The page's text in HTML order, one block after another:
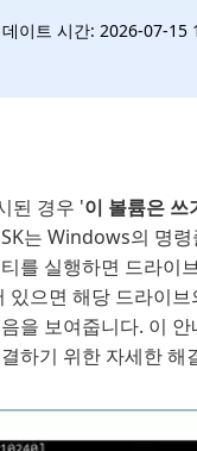
이트 시간: 2026-07-15
된 경우 '이 볼륨은
는 Windows의 명
를 실행하면 드라이
으면 해당 드라이
을 보여줍니다. 이
하기 위한 자세한 해